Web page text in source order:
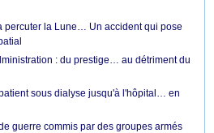
percuter la Lune… Un accident qui pose
: du prestige… au détriment du
sous dialyse jusqu'à l'hôpital… en
guerre commis par des groupes armés